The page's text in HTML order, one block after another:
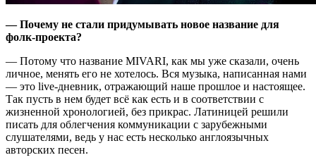
— Почему не стали придумывать новое название для
фолк-проекта?
— Потому что название MIVARI, как мы уже сказали, очень
личное, менять его не хотелось. Вся музыка, написанная нами
— это live-дневник, отражающий наше прошлое и настоящее.
Так пусть в нем будет всё как есть и в соответствии с
жизненной хронологией, без прикрас. Латиницей решили
писать для облегчения коммуникации с зарубежными
слушателями, ведь у нас есть несколько англоязычных
авторских песен.